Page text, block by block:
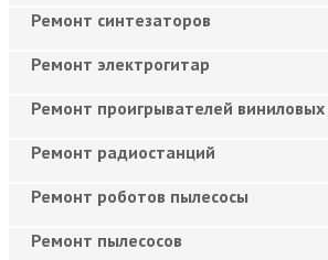
Ремонт синтезаторов
Ремонт электрогитар
Ремонт проигрывателей виниловых
Ремонт радиостанций
Ремонт роботов пылесосы
Ремонт пылесосов